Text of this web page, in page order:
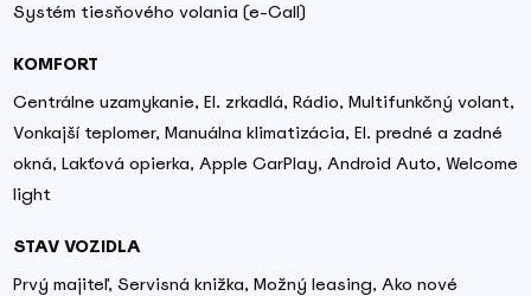
Systém tiesňového volania (e-Call)
KOMFORT
Centrálne uzamykanie, El. zrkadlá, Rádio, Multifunkčný volant,
Vonkajší teplomer, Manuálna klimatizácia, El. predné a zadné
okná, Lakťová opierka, Apple CarPlay, Android Auto, Welcome
light
STAV VOZIDLA
Prvý majiteľ, Servisná knižka, Možný leasing, Ako nové